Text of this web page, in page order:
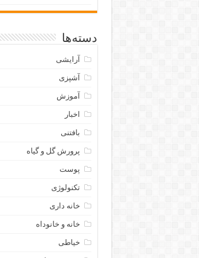
دسته‌ها
آرایشی
آشپزی
آموزش
اخبار
بافتنی
پرورش گل و گیاه
پوست
تکنولوژی
خانه داری
خانه و خانوداه
خیاطی